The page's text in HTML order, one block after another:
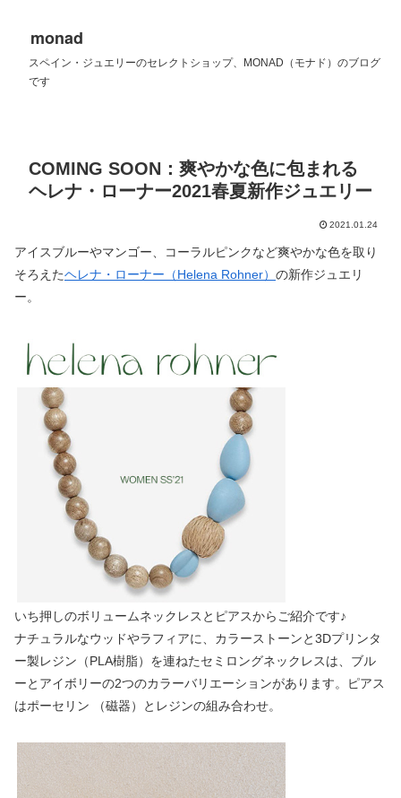
monad
スペイン・ジュエリーのセレクトショップ、MONAD（モナド）のブログ
です
COMING SOON：爽やかな色に包まれる
ヘレナ・ローナー2021春夏新作ジュエリー
2021.01.24
アイスブルーやマンゴー、コーラルピンクなど爽やかな色を取り
そろえたヘレナ・ローナー（Helena Rohner） の新作ジュエリ
ー。
いち押しのボリュームネックレスとピアスからご紹介です♪
ナチュラルなウッドやラフィアに、カラーストーンと3Dプリンタ
ー製レジン（PLA樹脂）を連ねたセミロングネックレスは、ブル
ーとアイボリーの2つのカラーバリエーションがあります。ピアス
はポーセリン （磁器）とレジンの組み合わせ。